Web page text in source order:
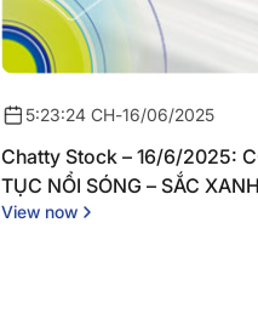
5:23:24 CH-16/06/2025
Chatty Stock – 16/6/2025:
TỤC NỔI SÓNG – SẮC
TRƯỜNG
View now